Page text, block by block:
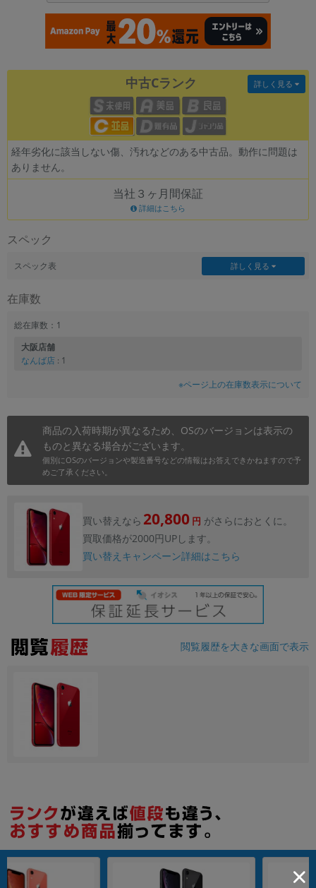
中古Cランク
経年劣化に該当しない傷、汚れなどのある中古品。動作に問題は
ありません。
詳しく見る
当社３ヶ月間保証
詳細はこちら
スペック
スペック表 詳しく見る
在庫数
総在庫数：1
大阪店舗
なんば店 : 1
※ページ上の在庫数表示について
商品の入荷時期が異なるため、OSのバージョンは表示の
ものと異なる場合がございます。
個別にOSのバージョンや製造番号などの情報はお答えできかねますので予
めご了承ください。
買い替えなら 20,800 円 がさらにおとくに。
買取価格が2000円UPします。
買い替えキャンペーン詳細はこちら
閲覧履歴を大きな画面で表示